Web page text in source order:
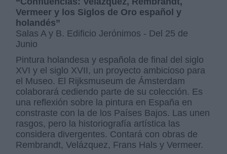
Vermeer y los Siglos de Oro español y
holandés”
Salas A y B. Edificio Jerónimos - Del 25 de
Junio
Pintura holandesa y española de final del siglo
XVI y el siglo XVII, un proyecto ambicioso para
el Museo. El Rijksmuseum de Ámsterdam
colaborará cediendo parte de su colección. Es
una reflexión sobre la pintura en España en
constraste con la de los Países Bajos. Las unen
rasgos, pero la historiografía artística las
considera divergentes. Contará con obras de
Rembrandt, Velázquez, Frans Hals y Vermeer.